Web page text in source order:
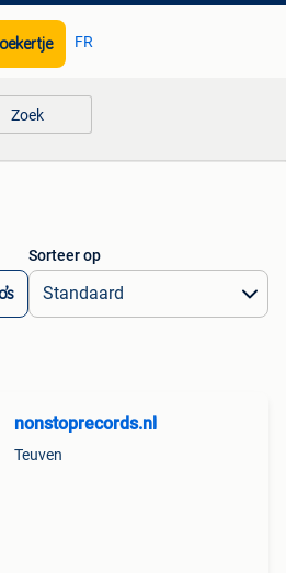
FR
Zoek
Sorteer op
nonstoprecords.nl
Teuven